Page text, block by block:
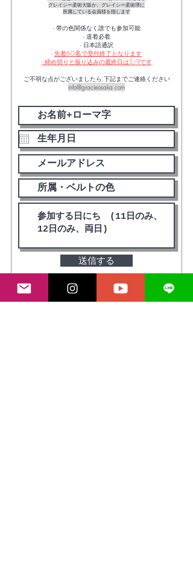
グレイシー柔術大阪か、グレイシー柔術堺に
所属している会員様を指します
- 帯の色関係なく 誰でも参加可能
- 道着必着
- 日本語通訳
- 先着60名で受付終了となります
- 締め切りと振り込みの最終日は5/9です
ご不明な点がございましたら,下記までご連絡ください
info@gracieosaka.com
送信する